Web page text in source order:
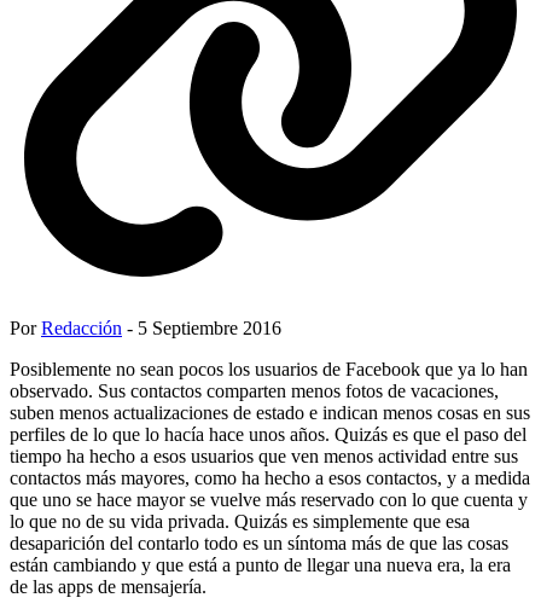
PorRedacción - 5 Septiembre 2016
Posiblemente no sean pocos los usuarios de Facebook que ya lo han
observado. Sus contactos comparten menos fotos de vacaciones,
suben menos actualizaciones de estado e indican menos cosas en sus
perfiles de lo que lo hacía hace unos años. Quizás es que el paso del
tiempo ha hecho a esos usuarios que ven menos actividad entre sus
contactos más mayores, como ha hecho a esos contactos, y a medida
que uno se hace mayor se vuelve más reservado con lo que cuenta y
lo que no de su vida privada. Quizás es simplemente que esa
desaparición del contarlo todo es un síntoma más de que las cosas
están cambiando y que está a punto de llegar una nueva era, la era
de las apps de mensajería.